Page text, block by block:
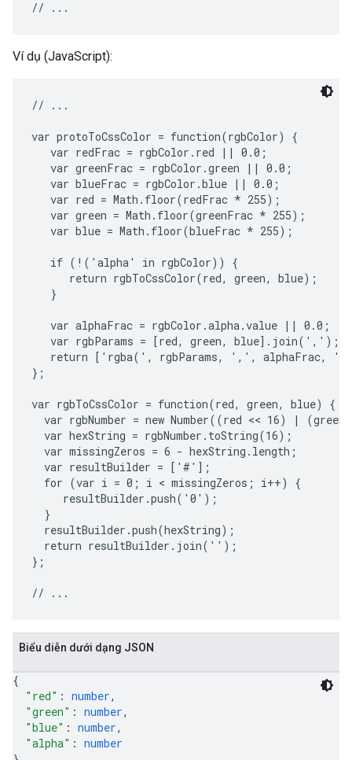
Ví dụ (JavaScript):
// ...
var protoToCssColor = function(rgbColor) {
   var redFrac = rgbColor.red || 0.0;
   var greenFrac = rgbColor.green || 0.0;
   var blueFrac = rgbColor.blue || 0.0;
   var red = Math.floor(redFrac * 255);
   var green = Math.floor(greenFrac * 255);
   var blue = Math.floor(blueFrac * 255);
   if (!('alpha' in rgbColor)) {
      return rgbToCssColor(red, green, blue);
   }
   var alphaFrac = rgbColor.alpha.value || 0.0;
   var rgbParams = [red, green, blue].join(',');
return ['rgba(', rgbParams, ',', alphaFrac,
};
var rgbToCssColor = function(red, green, blue) {
var rgbNumber = new Number((red << 16) | (green
  var hexString = rgbNumber.toString(16);
  var missingZeros = 6 - hexString.length;
  var resultBuilder = ['#'];
  for (var i = 0; i < missingZeros; i++) {
     resultBuilder.push('0');
  }
  resultBuilder.push(hexString);
  return resultBuilder.join('');
};
Biểu diễn dưới dạng JSON
{
"red" : number,
"green" : number,
"blue" : number,
"alpha" : number